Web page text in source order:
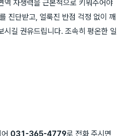
역 자생력을 근본적으로 키워주어야
진단받고, 얼룩진 반점 걱정 없이 깨
길 권유드립니다. 조속히 평온한 일
031-365-4779로 전화 주시면